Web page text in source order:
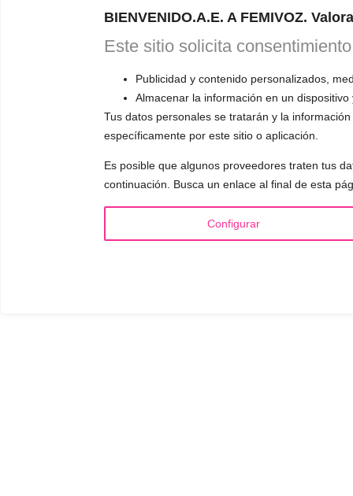
BIENVENIDO.A.E. A FEMIVOZ.
Este sitio solicita
Publicidad y contenido personalizados,
Almacenar la información en un
Tus datos personales se tratarán y la
específicamente por este sitio o aplicación.
Es posible que algunos proveedores traten tus
continuación. Busca un enlace al final de esta
Configurar